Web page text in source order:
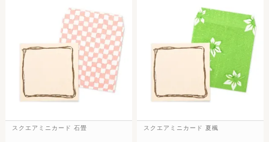
スクエアミニカード 石畳 スクエアミニカード 夏楓